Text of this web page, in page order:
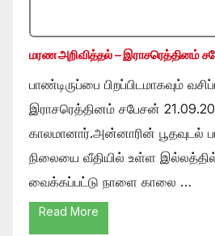
மரண அறிவித்தல் – இராசரெத்தினம்
பாண்டிருப்பை பிறப்பிடமாகவும்
இராசரெத்தினம் சபேசன்
காலமானார்.அன்னாரின் பூதவுடல்
நிலையை வீதியில் உள்ள
வைக்கப்பட்டு நாளை காலை …
Read More